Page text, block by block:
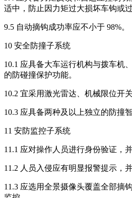
适中，防止因力矩过大损坏车钩或
9.5 自动摘钩成功率应不小于 98%。
10 安全防撞子系统
10.1 应具备大车运行机构与拨车机
的防碰撞保护功能。
10.2 宜采用激光雷达、机械限位开
10.3 应具备两种及以上独立的防撞
11 安防监控子系统
11.1 应对操作人员进行身份验证，
11.2 人员入侵应有明显报警提示，
11.3 应选用全景摄像头覆盖全部摘